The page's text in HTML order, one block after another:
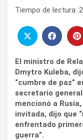
Tiempo de lectura: 2
El ministro de
Dmytro Kuleba,
“cumbre de paz”
secretario general
mencionó a
invitada, dijo que
enfrentado
guerra”.